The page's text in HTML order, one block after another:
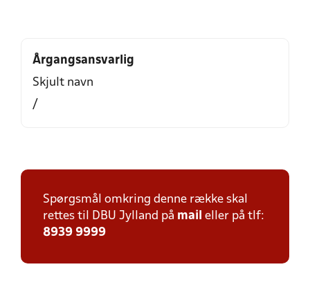
Årgangsansvarlig
Skjult navn
/
Spørgsmål omkring denne række skal
rettes til DBU Jylland på mail eller på tlf:
8939 9999